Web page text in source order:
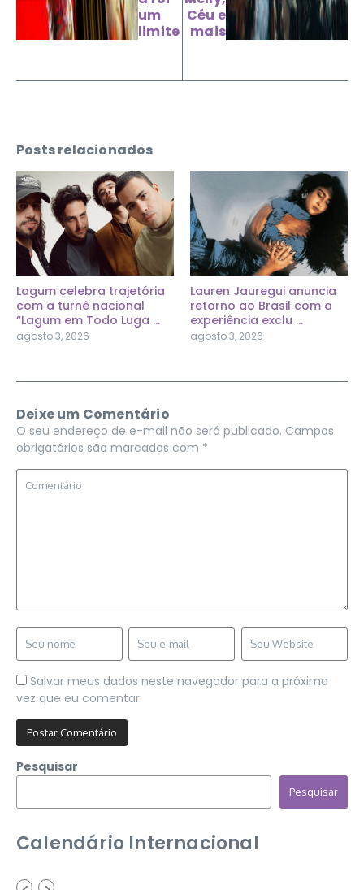
um
limite
Céu e
mais
Posts relacionados
Lagum celebra trajetória
com a turnê nacional
“Lagum em Todo Luga ...
agosto 3, 2026
Lauren Jauregui anuncia
retorno ao Brasil com a
experiência exclu ...
agosto 3, 2026
Deixe um Comentário
O seu endereço de e-mail não será publicado. Campos
obrigatórios são marcados com *
Salvar meus dados neste navegador para a próxima
vez que eu comentar.
Pesquisar
Pesquisar
Calendário Internacional